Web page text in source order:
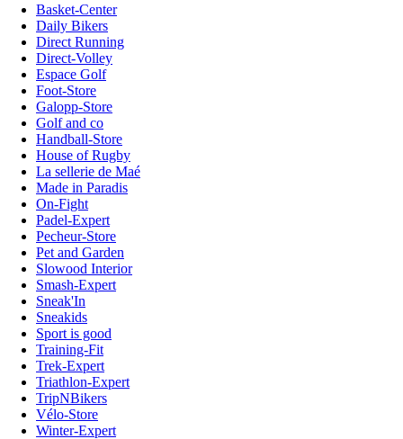
Basket-Center
Daily Bikers
Direct Running
Direct-Volley
Espace Golf
Foot-Store
Galopp-Store
Golf and co
Handball-Store
House of Rugby
La sellerie de Maé
Made in Paradis
On-Fight
Padel-Expert
Pecheur-Store
Pet and Garden
Slowood Interior
Smash-Expert
Sneak'In
Sneakids
Sport is good
Training-Fit
Trek-Expert
Triathlon-Expert
TripNBikers
Vélo-Store
Winter-Expert